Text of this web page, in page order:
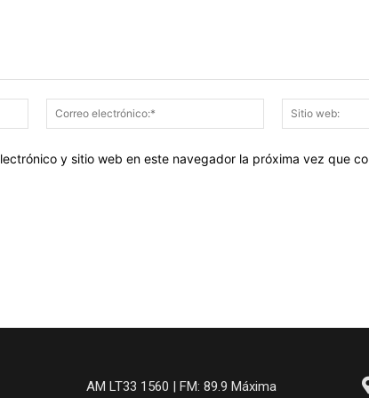
Nombre:*
Correo
electrónico:*
y sitio web en este navegador la próxima vez que
AM LT33 1560 | FM: 89.9 Máxima